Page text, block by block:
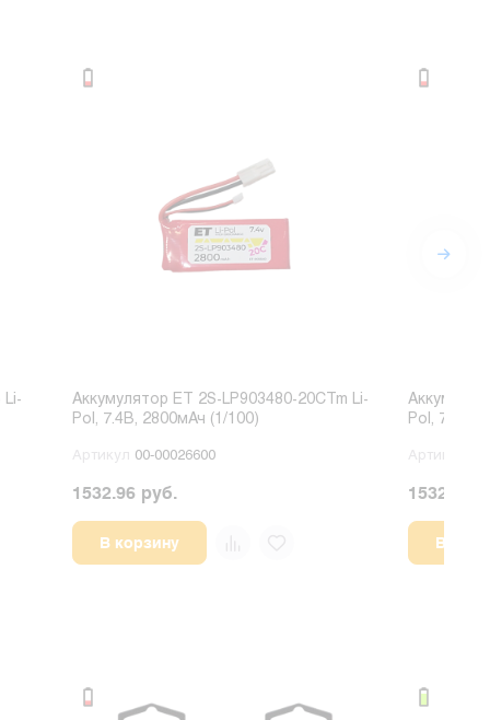
Li-
Аккумулятор ET 2S-LP903480-20CTm Li-
Pol, 7.4В, 2800мАч (1/100)
Артикул 00-00026600
1532.96 руб.
В корзину
Pol, 7.4В,
Артикул
1532.96
В